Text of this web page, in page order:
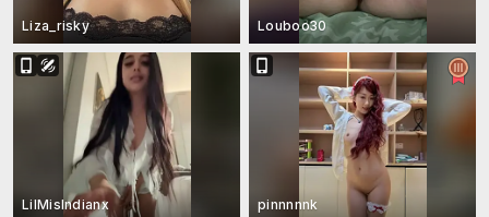
Liza_risky Louboo30
LilMisIndianx pinnnnnk